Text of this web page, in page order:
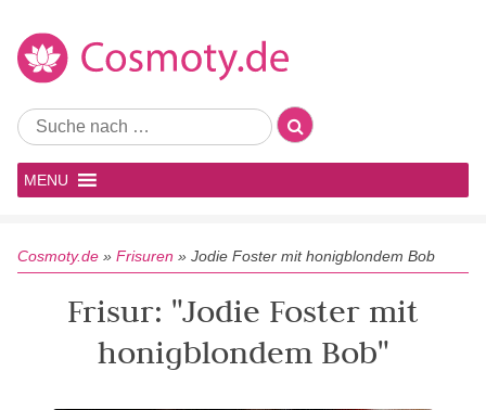
MENU
Cosmoty.de » Frisuren » Jodie Foster mit honigblondem Bob
Frisur: "Jodie Foster mit
honigblondem Bob"